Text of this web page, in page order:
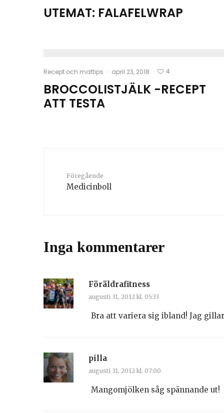
UTEMAT: FALAFELWRAP
Recept och mattips · april 23, 2018 · 4
BROCCOLISTJÄLK -RECEPT
ATT TESTA
Föregående
Medicinboll
Inga kommentarer
Föräldrafitness
augusti 31, 2012 kl. 05:33
Bra att variera sig ibland! Jag
pilla
augusti 31, 2012 kl. 07:00
Mangomjölken såg spännande ut!